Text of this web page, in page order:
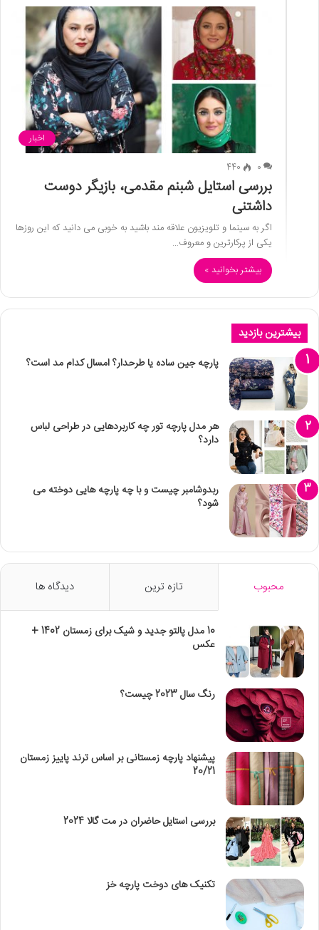
اخبار
0
440
بررسی استایل شبنم مقدمی، بازیگر دوست
داشتنی
اگر به سینما و تلویزیون علاقه مند باشید به خوبی می دانید که این روزها
یکی از پرکارترین و معروف…
بیشتر بخوانید »
بیشترین بازدید
پارچه جین ساده یا طرحدار؟ امسال کدام مد است؟
هر مدل پارچه تور چه کاربردهایی در طراحی لباس
دارد؟
ربدوشامبر چیست و با چه پارچه هایی دوخته می
شود؟
محبوب تازه ترین دیدگاه ها
10 مدل پالتو جدید و شیک برای زمستان 1402 +
عکس
رنگ سال 2023 چیست؟
پیشنهاد پارچه زمستانی بر اساس ترند پاییز زمستان
20/21
بررسی استایل حاضران در مت گالا 2024
تکنیک‌ های دوخت پارچه خز